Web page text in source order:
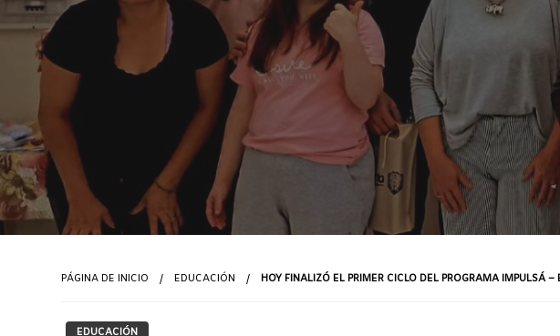
PÁGINA DE INICIO EDUCACIÓN HOY FINALIZÓ EL PRIMER CICLO DEL PROGRAMA IMPULSÁ
EDUCACIÓN